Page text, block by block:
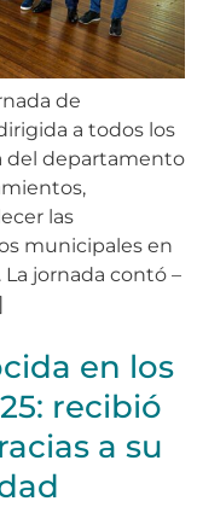
de
a todos los
del departamento
las
municipales en
jornada contó –
en los
recibió
a su